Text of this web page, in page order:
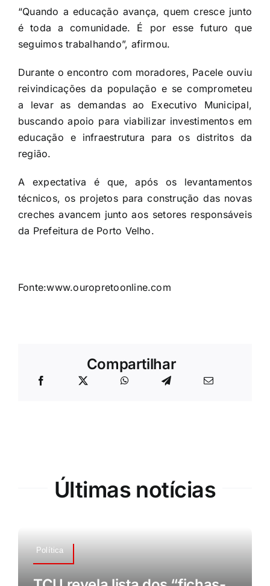
“Quando a educação avança, quem cresce junto
é toda a comunidade. É por esse futuro que
seguimos trabalhando”, afirmou.
Durante o encontro com moradores, Pacele ouviu
reivindicações da população e se comprometeu
a levar as demandas ao Executivo Municipal,
buscando apoio para viabilizar investimentos em
educação e infraestrutura para os distritos da
região.
A expectativa é que, após os levantamentos
técnicos, os projetos para construção das novas
creches avancem junto aos setores responsáveis
da Prefeitura de Porto Velho.
Fonte:www.ouropretoonline.com
Compartilhar
Últimas notícias
Política